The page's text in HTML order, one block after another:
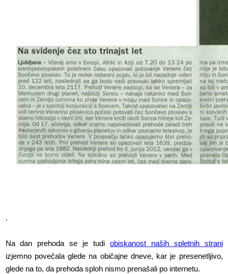
.
Na dan prehoda se je tudi obiskanost naših spletnih strani
izjemno povečala glede na običajne dneve, kar je presenetljivo,
glede na to, da prehoda sploh nismo prenašali po internetu.